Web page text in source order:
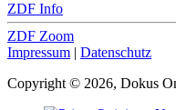
ZDF Info
ZDF Zoom
Impressum | Datenschutz
Copyright © 2026, Dokus